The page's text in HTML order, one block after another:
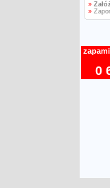
»
»
0